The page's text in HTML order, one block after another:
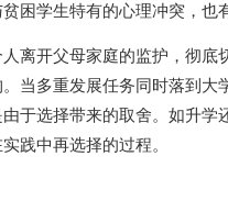
困学生特有的心理冲突，也
离开父母家庭的监护，彻
当多重发展任务同时落到大
于选择带来的取舍。如升
践中再选择的过程。